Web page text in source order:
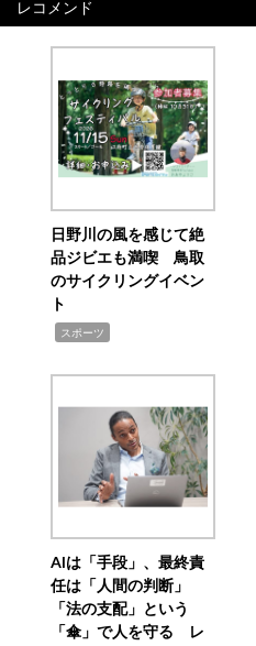
レコメンド
日野川の風を感じて絶
品ジビエも満喫 鳥取
のサイクリングイベン
ト
スポーツ
AIは「手段」、最終責
任は「人間の判断」
「法の支配」という
「傘」で人を守る レ